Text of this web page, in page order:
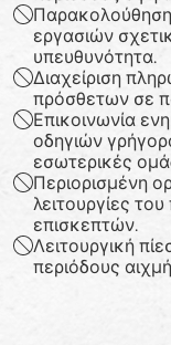
εργασιών
υπευθυνότητα.
Διαχείριση
πρόσθετων σε
Επικοινωνία
οδηγιών
εσωτερικές
Περιορισμένη
λειτουργίες
επισκεπτών.
Λειτουργική
περιόδους